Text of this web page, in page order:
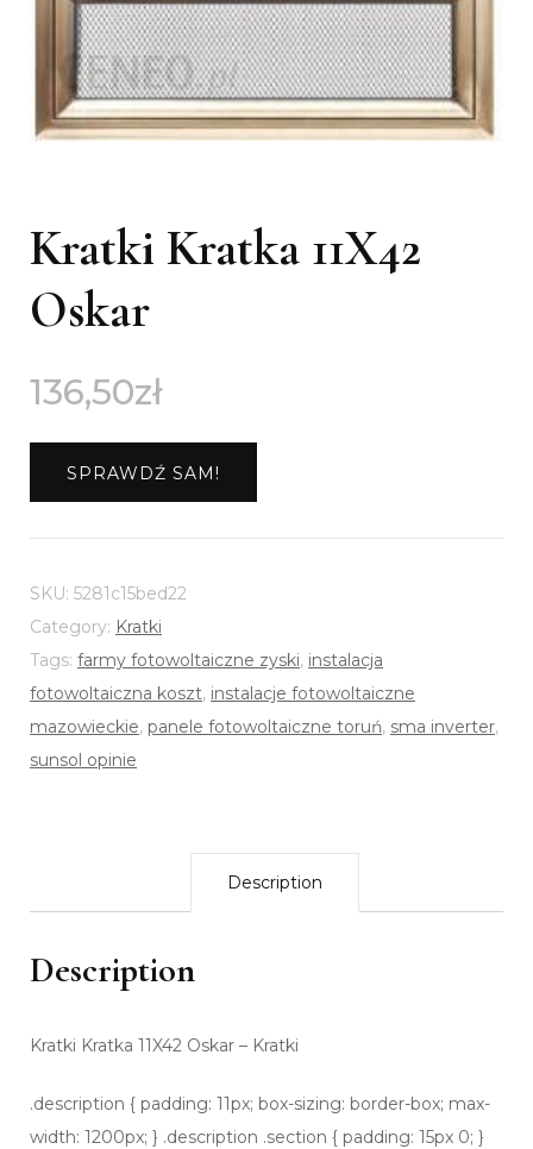
Kratki Kratka 11X42
Oskar
136,50zł
SPRAWDŹ SAM!
SKU: 5281c15bed22
Category: Kratki
Tags: farmy fotowoltaiczne zyski, instalacja
fotowoltaiczna koszt, instalacje fotowoltaiczne
mazowieckie, panele fotowoltaiczne toruń, sma inverter,
sunsol opinie
Description
Description
Kratki Kratka 11X42 Oskar – Kratki
.description { padding: 11px; box-sizing: border-box; max-
width: 1200px; } .description .section { padding: 15px 0; }